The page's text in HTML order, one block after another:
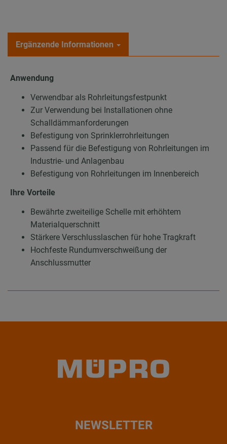
Ergänzende Informationen
Anwendung
Verwendbar als Rohrleitungsfestpunkt
Zur Verwendung bei Installationen ohne
Schalldämmanforderungen
Befestigung von Sprinklerrohrleitungen
Passend für die Befestigung von Rohrleitungen im
Industrie- und Anlagenbau
Befestigung von Rohrleitungen im Innenbereich
Ihre Vorteile
Bewährte zweiteilige Schelle mit erhöhtem
Materialquerschnitt
Stärkere Verschlusslaschen für hohe Tragkraft
Hochfeste Rundumverschweißung der
Anschlussmutter
NEWSLETTER